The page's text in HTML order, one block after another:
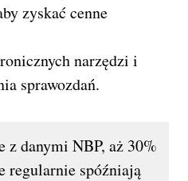
zyskać cenne
narzędzi i
sprawozdań.
z danymi NBP, aż 30%
regularnie spóźniają